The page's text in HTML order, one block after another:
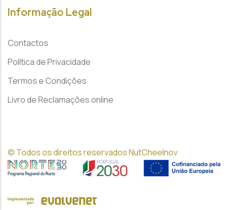
Informação Legal
Contactos
Política de Privacidade
Termos e Condições
Livro de Reclamações online
© Todos os direitos reservados NutCheeInov